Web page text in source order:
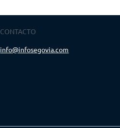
CONTACTO
info@infosegovia.com